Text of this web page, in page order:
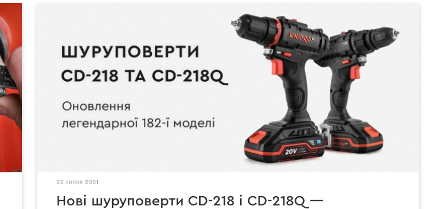
23 липня 2021
Нові шуруповерти CD-218 і CD-218Q —